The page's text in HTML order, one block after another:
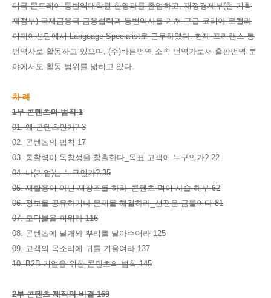
미국 몬트레이 통번역대학원 한영과를 졸업하고, 재정경제부(현 기획
재정부) 국제금융국 금융협력과 통번역사를 거쳐 구글 코리아 로컬라
이제이션팀에서 Language Specialist로 근무하였다. 현재 프리랜스 통
번역사로 활동하고 있으며, (주)바른번역 소속 번역가로서 출판번역 분
야에서도 활동 범위를 넓히고 있다.
차 례
1부 콘텐츠의 법칙 1
01. 왜 콘텐츠인가? 3
02. 콘텐츠의 법칙 17
03. 통찰력이 독창성을 창출한다_목표 고객이 누구인가? 22
04. 나(기업)는 누구인가? 35
05. 재활용이 아닌 재창조를 하라_콘텐츠 먹이 사슬 해부 62
06. 정보를 공유하거나 문제를 해결하라_선전은 금물이다 81
07. 모닥불을 피워라 116
08. 콘텐츠에 날개와 뿌리를 달아주어라 125
09. 고객의 목소리에 귀를 기울여라 137
10. B2B 기업을 위한 콘텐츠의 법칙 145
2부 콘텐츠 제작의 비결 169